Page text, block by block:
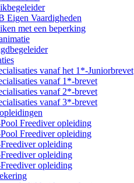
Eigen Vaardigheden
met een beperking
vanaf het 1*-Juniorbrevet
vanaf 1*-brevet
vanaf 2*-brevet
vanaf 3*-brevet
Freediver opleiding
Freediver opleiding
opleiding
opleiding
opleiding